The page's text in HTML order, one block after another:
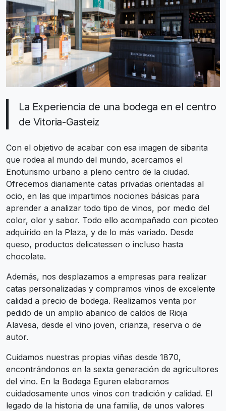
La Experiencia de una bodega en el centro
de Vitoria-Gasteiz
Con el objetivo de acabar con esa imagen de sibarita
que rodea al mundo del mundo, acercamos el
Enoturismo urbano a pleno centro de la ciudad.
Ofrecemos diariamente catas privadas orientadas al
ocio, en las que impartimos nociones básicas para
aprender a analizar todo tipo de vinos, por medio del
color, olor y sabor. Todo ello acompañado con picoteo
adquirido en la Plaza, y de lo más variado. Desde
queso, productos delicatessen o incluso hasta
chocolate.
Además, nos desplazamos a empresas para realizar
catas personalizadas y compramos vinos de excelente
calidad a precio de bodega. Realizamos venta por
pedido de un amplio abanico de caldos de Rioja
Alavesa, desde el vino joven, crianza, reserva o de
autor.
Cuidamos nuestras propias viñas desde 1870,
encontrándonos en la sexta generación de agricultores
del vino. En la Bodega Eguren elaboramos
cuidadosamente unos vinos con tradición y calidad. El
legado de la historia de una familia, de unos valores